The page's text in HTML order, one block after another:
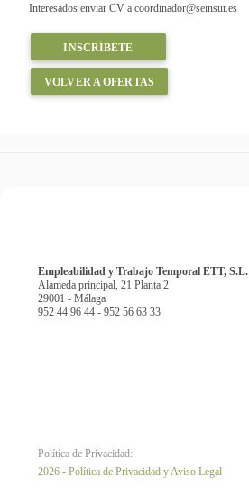
Interesados enviar CV a coordinador@seinsur.es
INSCRÍBETE
VOLVER A OFERTAS
Empleabilidad y Trabajo Temporal ETT, S.L.
Alameda principal, 21 Planta 2
29001 - Málaga
952 44 96 44 - 952 56 63 33
Política de Privacidad:
2026 - Política de Privacidad y Aviso Legal